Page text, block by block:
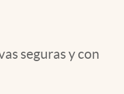
seguras y con